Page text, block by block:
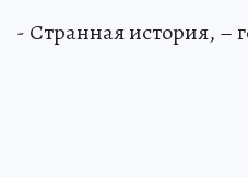
- Странная история, –